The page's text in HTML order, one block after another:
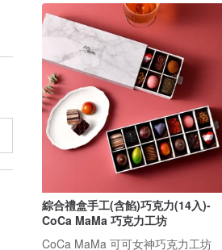
綜合禮盒手工(含餡)巧克力(14入)-
CoCa MaMa 巧克力工坊
CoCa MaMa 可可女神巧克力工坊